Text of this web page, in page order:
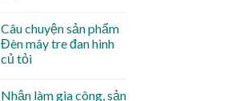
Câu chuyện sản phẩm
Đèn mây tre đan hình
củ tỏi
Nhận làm gia công, sản